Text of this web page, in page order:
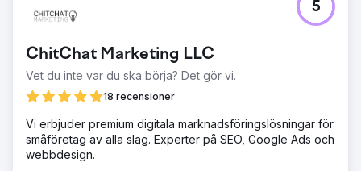
ChitChat Marketing LLC
Vet du inte var du ska börja? Det gör vi.
18 recensioner
5
Vi erbjuder premium digitala marknadsföringslösningar för
småföretag av alla slag. Experter på SEO, Google Ads och
webbdesign.